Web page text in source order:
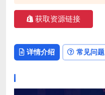
获取资源链接
详情介绍 常见问题